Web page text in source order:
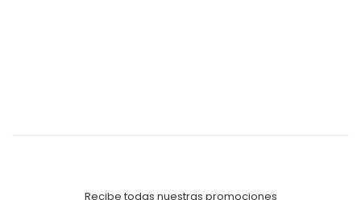
Recibe todas nuestras promociones